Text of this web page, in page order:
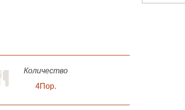
Количество
4Пор.